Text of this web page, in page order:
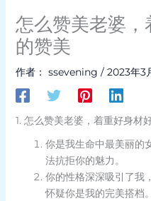
怎么赞美老婆
的赞美
作者： ssevening / 2023年3
1. 怎么赞美老婆，着重好身材
你是我生命中最美丽的
法抗拒你的魅力。
你的性格深深吸引了我
怀疑你是我的完美搭档。